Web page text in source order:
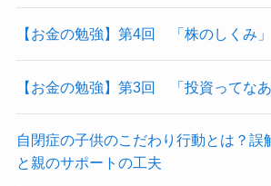
【お金の勉強】第4回 「株のしくみ」
【お金の勉強】第3回 「投資ってなあ
自閉症の子供のこだわり行動とは？誤
と親のサポートの工夫